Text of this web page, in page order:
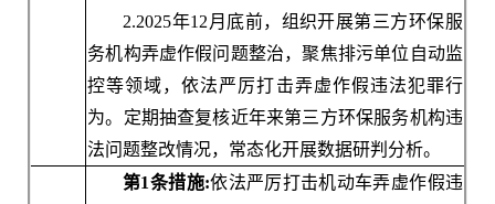
2.2025年12月底前，组织开展第三方环保服
务机构弄虚作假问题整治，聚焦排污单位自动监
控等领域，依法严厉打击弄虚作假违法犯罪行
为。定期抽查复核近年来第三方环保服务机构违
法问题整改情况，常态化开展数据研判分析。
第1条措施:依法严厉打击机动车弄虚作假违